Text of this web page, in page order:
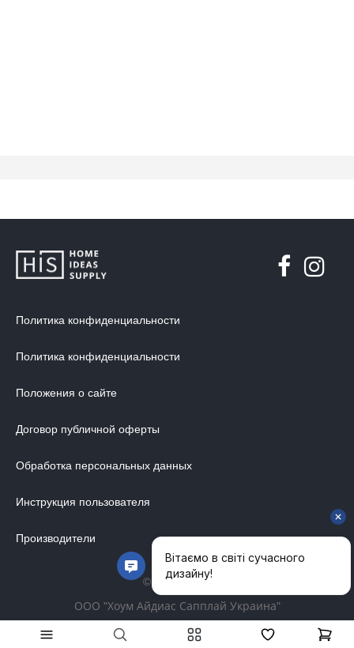
Политика конфиденциальности
Политика конфиденциальности
Положения о сайте
Договор публичной оферты
Обработка персональных данных
Инструкция пользователя
Производители
© 2014-2026
ООО "Хоум Айдиас Сапплай Украина"